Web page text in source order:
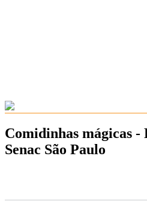
Comidinhas mágicas
Senac São Paulo